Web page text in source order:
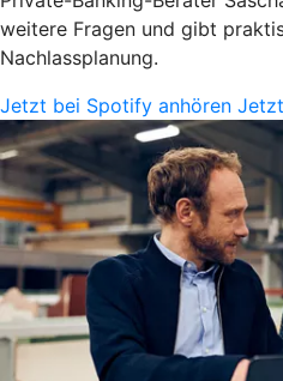
weitere Fragen und gibt
Nachlassplanung.
Jetzt bei Spotify anhören